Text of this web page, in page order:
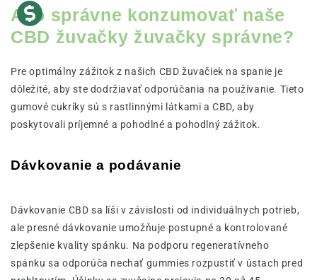
Ako správne konzumovať naše
CBD žuvačky žuvačky správne?
Pre optimálny zážitok z našich CBD žuvačiek na spanie je
dôležité, aby ste dodržiavať odporúčania na používanie. Tieto
gumové cukríky sú s rastlinnými látkami a CBD, aby
poskytovali príjemné a pohodlné a pohodlný zážitok.
Dávkovanie a podávanie
Dávkovanie CBD sa líši v závislosti od individuálnych potrieb,
ale presné dávkovanie umožňuje postupné a kontrolované
zlepšenie kvality spánku. Na podporu regeneratívneho
spánku sa odporúča nechať gummies rozpustiť v ústach pred